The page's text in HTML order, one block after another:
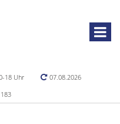
18 Uhr
07.08.2026